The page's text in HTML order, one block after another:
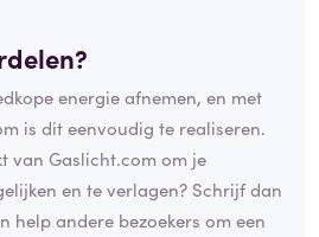
energie afnemen, en met
is dit eenvoudig te realiseren.
van Gaslicht.com om je
en te verlagen? Schrijf dan
help andere bezoekers om een